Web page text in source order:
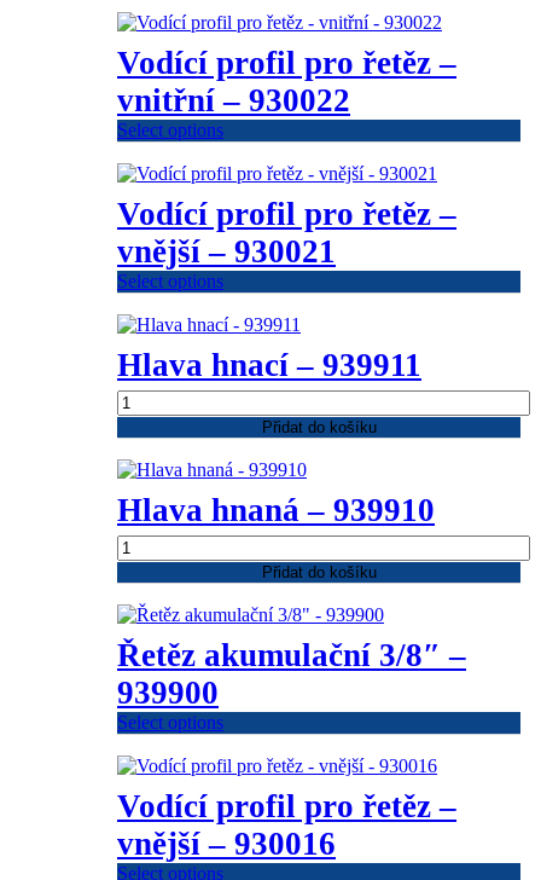
Vodící profil pro řetěz –
vnitřní – 930022
Select options
Vodící profil pro řetěz –
vnější – 930021
Select options
Hlava hnací – 939911
Hlava
hnací
-
939911
Přidat do košíku
Hlava hnaná – 939910
Hlava
hnaná
-
939910
Přidat do košíku
Řetěz akumulační 3/8″ –
939900
Select options
Vodící profil pro řetěz –
vnější – 930016
Select options